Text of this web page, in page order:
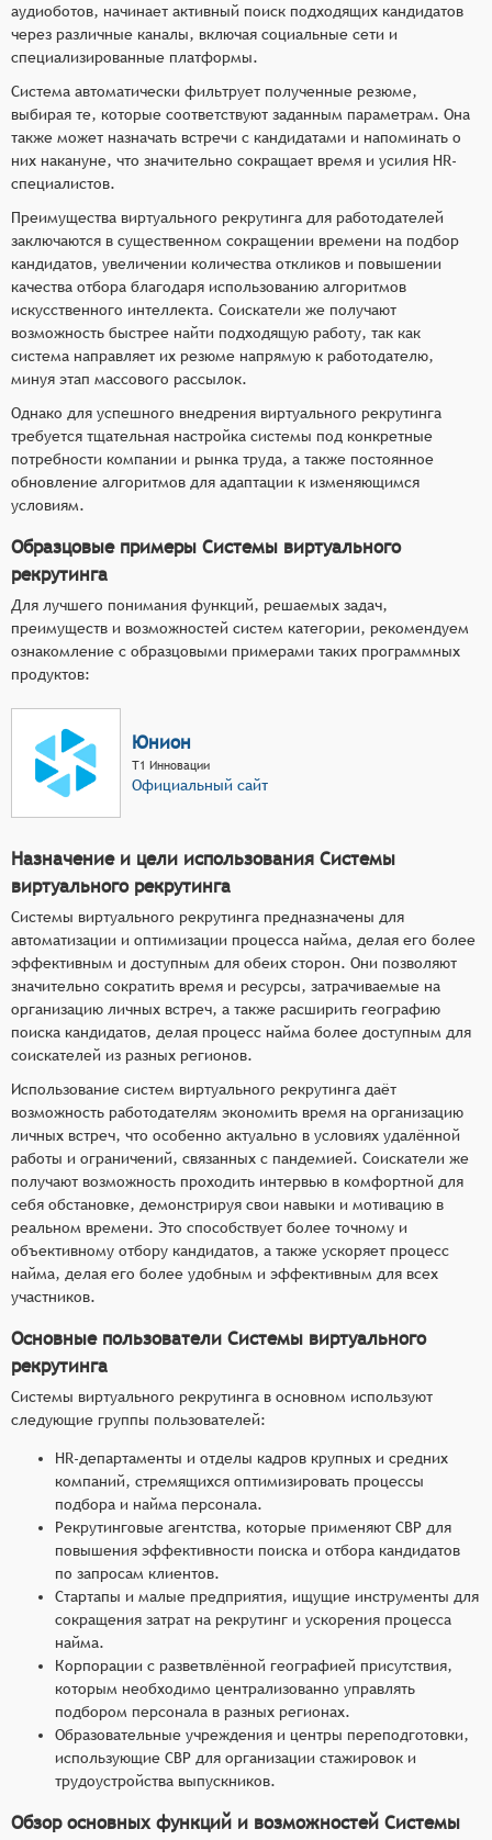
аудиоботов, начинает активный поиск подходящих кандидатов
через различные каналы, включая социальные сети и
специализированные платформы.
Система автоматически фильтрует полученные резюме,
выбирая те, которые соответствуют заданным параметрам. Она
также может назначать встречи с кандидатами и напоминать о
них накануне, что значительно сокращает время и усилия HR-
специалистов.
Преимущества виртуального рекрутинга для работодателей
заключаются в существенном сокращении времени на подбор
кандидатов, увеличении количества откликов и повышении
качества отбора благодаря использованию алгоритмов
искусственного интеллекта. Соискатели же получают
возможность быстрее найти подходящую работу, так как
система направляет их резюме напрямую к работодателю,
минуя этап массового рассылок.
Однако для успешного внедрения виртуального рекрутинга
требуется тщательная настройка системы под конкретные
потребности компании и рынка труда, а также постоянное
обновление алгоритмов для адаптации к изменяющимся
условиям.
Образцовые примеры Системы виртуального
рекрутинга
Для лучшего понимания функций, решаемых задач,
преимуществ и возможностей систем категории, рекомендуем
ознакомление с образцовыми примерами таких программных
продуктов:
Юнион
Т1 Инновации
Официальный сайт
Назначение и цели использования Системы
виртуального рекрутинга
Системы виртуального рекрутинга предназначены для
автоматизации и оптимизации процесса найма, делая его более
эффективным и доступным для обеих сторон. Они позволяют
значительно сократить время и ресурсы, затрачиваемые на
организацию личных встреч, а также расширить географию
поиска кандидатов, делая процесс найма более доступным для
соискателей из разных регионов.
Использование систем виртуального рекрутинга даёт
возможность работодателям экономить время на организацию
личных встреч, что особенно актуально в условиях удалённой
работы и ограничений, связанных с пандемией. Соискатели же
получают возможность проходить интервью в комфортной для
себя обстановке, демонстрируя свои навыки и мотивацию в
реальном времени. Это способствует более точному и
объективному отбору кандидатов, а также ускоряет процесс
найма, делая его более удобным и эффективным для всех
участников.
Основные пользователи Системы виртуального
рекрутинга
Системы виртуального рекрутинга в основном используют
следующие группы пользователей:
HR-департаменты и отделы кадров крупных и средних
компаний, стремящихся оптимизировать процессы
подбора и найма персонала.
Рекрутинговые агентства, которые применяют СВР для
повышения эффективности поиска и отбора кандидатов
по запросам клиентов.
Стартапы и малые предприятия, ищущие инструменты для
сокращения затрат на рекрутинг и ускорения процесса
найма.
Корпорации с разветвлённой географией присутствия,
которым необходимо централизованно управлять
подбором персонала в разных регионах.
Образовательные учреждения и центры переподготовки,
использующие СВР для организации стажировок и
трудоустройства выпускников.
Обзор основных функций и возможностей Системы